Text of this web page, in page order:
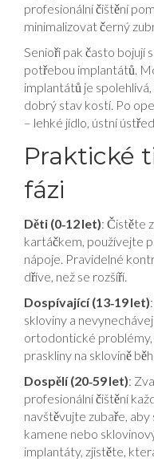
profesionální čištění
minimalizovat černý
Senioři pak často bojují
potřebou implantátů.
implantátů je
dobrý stav kostí. Po
– lehké jídlo, ústní
Praktické
fázi
Děti (0‑12 let): Čistěte
kartáčkem, používejte
nápoje. Pravidelné
dříve, než se rozšíří.
Dospívající (13‑19 let)
skloviny a
ortodontické problémy,
praskliny na sklovině
Dospělí (20‑59 let):
profesionální čištění
navštěvujte zubaře,
kamene nebo
implantáty, zjistěte,